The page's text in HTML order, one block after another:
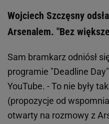
Wojciech Szczęsny
Arsenalem. "Bez
Sam bramkarz odniósł
programie "Deadline
YouTube. - To nie były
(propozycje od
otwarty na rozmowy z